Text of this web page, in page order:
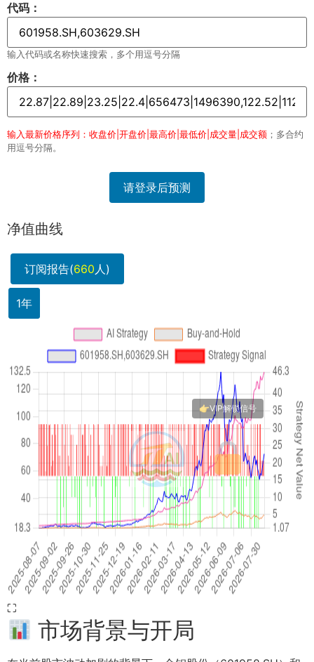
代码：
输入代码或名称快速搜索，多个用逗号分隔
价格：
输入最新价格序列：收盘价|开盘价|最高价|最低价|成交量|成交额 ；多合约
用逗号分隔。
请登录后预测
净值曲线
订阅报告(660人)
1年
⛶
市场背景与开局